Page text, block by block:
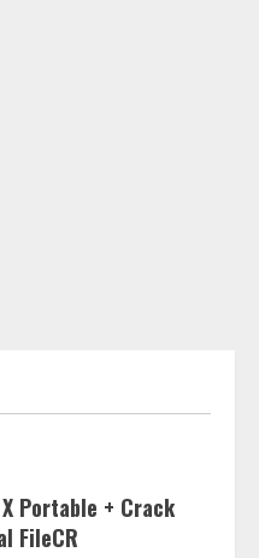
Portable + Crack
FileCR